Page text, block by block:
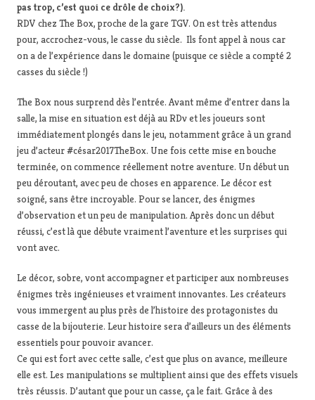
pas trop, c’est quoi ce drôle de choix?).
RDV chez The Box, proche de la gare TGV. On est très attendus
pour, accrochez-vous, le casse du siècle. Ils font appel à nous car
on a de l’expérience dans le domaine (puisque ce siècle a compté 2
casses du siècle !)
The Box nous surprend dès l’entrée. Avant même d’entrer dans la
salle, la mise en situation est déjà au RDv et les joueurs sont
immédiatement plongés dans le jeu, notamment grâce à un grand
jeu d’acteur #césar2017TheBox. Une fois cette mise en bouche
terminée, on commence réellement notre aventure. Un début un
peu déroutant, avec peu de choses en apparence. Le décor est
soigné, sans être incroyable. Pour se lancer, des énigmes
d’observation et un peu de manipulation. Après donc un début
réussi, c’est là que débute vraiment l’aventure et les surprises qui
vont avec.
Le décor, sobre, vont accompagner et participer aux nombreuses
énigmes très ingénieuses et vraiment innovantes. Les créateurs
vous immergent au plus près de l’histoire des protagonistes du
casse de la bijouterie. Leur histoire sera d’ailleurs un des éléments
essentiels pour pouvoir avancer.
Ce qui est fort avec cette salle, c’est que plus on avance, meilleure
elle est. Les manipulations se multiplient ainsi que des effets visuels
très réussis. D’autant que pour un casse, ça le fait. Grâce à des